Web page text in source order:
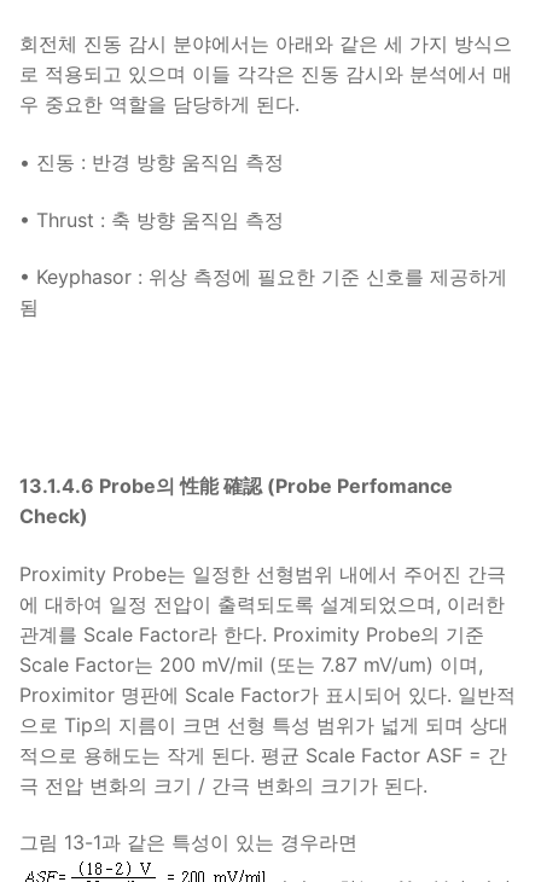
회전체 진동 감시 분야에서는 아래와 같은 세 가지 방식으
로 적용되고 있으며 이들 각각은 진동 감시와 분석에서 매
우 중요한 역할을 담당하게 된다.
• 진동 : 반경 방향 움직임 측정
• Thrust : 축 방향 움직임 측정
• Keyphasor : 위상 측정에 필요한 기준 신호를 제공하게
됨
13.1.4.6 Probe의 性能 確認 (Probe Perfomance
Check)
Proximity Probe는 일정한 선형범위 내에서 주어진 간극
에 대하여 일정 전압이 출력되도록 설계되었으며, 이러한
관계를 Scale Factor라 한다. Proximity Probe의 기준
Scale Factor는 200 mV/mil (또는 7.87 mV/um) 이며,
Proximitor 명판에 Scale Factor가 표시되어 있다. 일반적
으로 Tip의 지름이 크면 선형 특성 범위가 넓게 되며 상대
적으로 용해도는 작게 된다. 평균 Scale Factor ASF = 간
극 전압 변화의 크기 / 간극 변화의 크기가 된다.
그림 13-1과 같은 특성이 있는 경우라면